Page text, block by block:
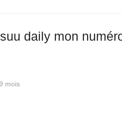
daily mon
mois